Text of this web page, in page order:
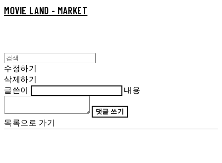
MOVIE LAND - MARKET
수정하기
삭제하기
글쓴이
내용
댓글 쓰기
목록으로 가기